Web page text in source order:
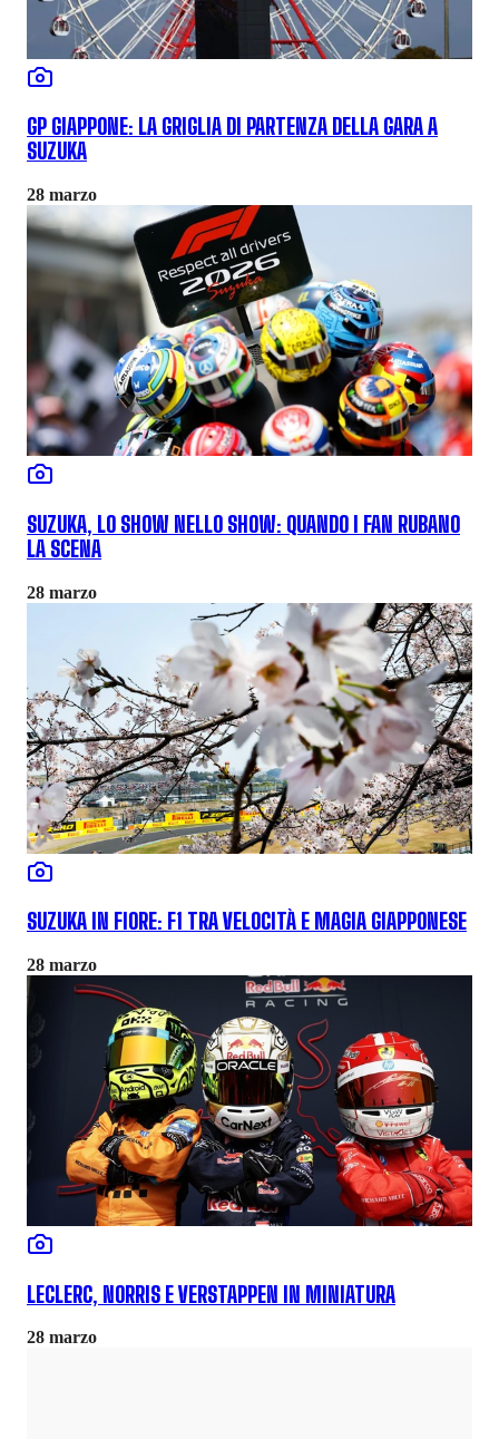
GP GIAPPONE: LA GRIGLIA DI PARTENZA DELLA GARA A
SUZUKA
28 marzo
SUZUKA, LO SHOW NELLO SHOW: QUANDO I FAN RUBANO
LA SCENA
28 marzo
SUZUKA IN FIORE: F1 TRA VELOCITÀ E MAGIA GIAPPONESE
28 marzo
LECLERC, NORRIS E VERSTAPPEN IN MINIATURA
28 marzo